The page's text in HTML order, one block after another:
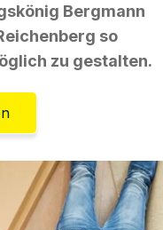
Bergmann
so
zu gestalten.